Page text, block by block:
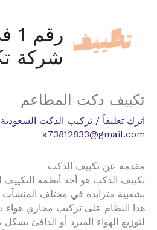
المحتوى
شركة
تكييف دكت المطاعم
اترك تعليقاً / تركيب الدكت السعودية
a73812833@gmail.com
مقدمة عن تكييف الدكت
تكييف الدكت هو أحد أنظمة التكييف
بشعبية متزايدة في مختلف المنشآت
هذا النظام على تركيب مجاري هواء
لتوزيع الهواء المبرد أو الدافئ